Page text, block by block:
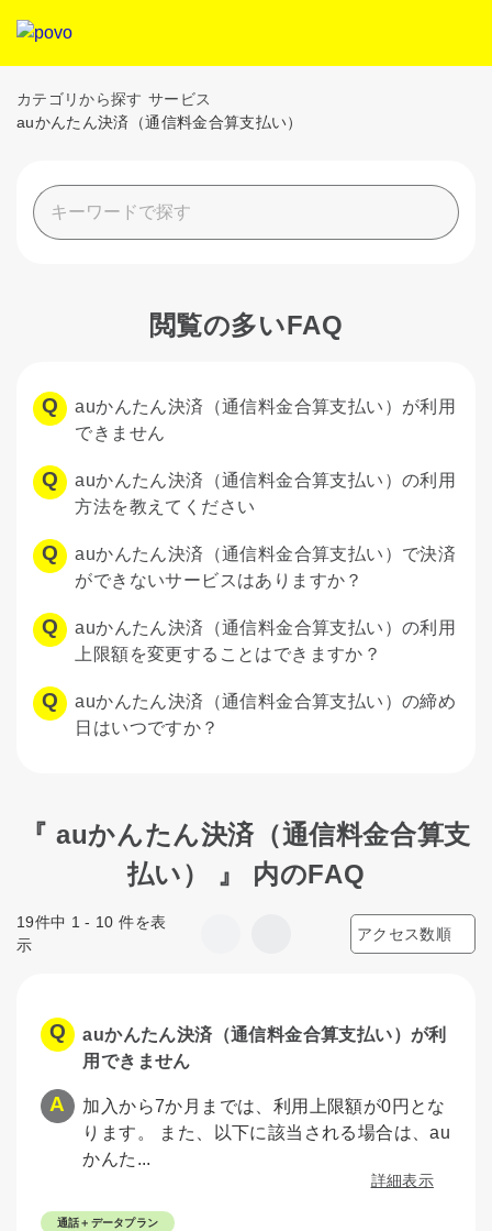
カテゴリから探す サービス
auかんたん決済（通信料金合算支払い）
閲覧の多いFAQ
auかんたん決済（通信料金合算支払い）が利用
できません
auかんたん決済（通信料金合算支払い）の利用
方法を教えてください
auかんたん決済（通信料金合算支払い）で決済
ができないサービスはありますか？
auかんたん決済（通信料金合算支払い）の利用
上限額を変更することはできますか？
auかんたん決済（通信料金合算支払い）の締め
日はいつですか？
『 auかんたん決済（通信料金合算支
払い） 』 内のFAQ
19件中 1 - 10 件を表
示
auかんたん決済（通信料金合算支払い）が利
用できません
加入から7か月までは、利用上限額が0円とな
ります。 また、以下に該当される場合は、au
かんた...
詳細表示
通話＋データプラン